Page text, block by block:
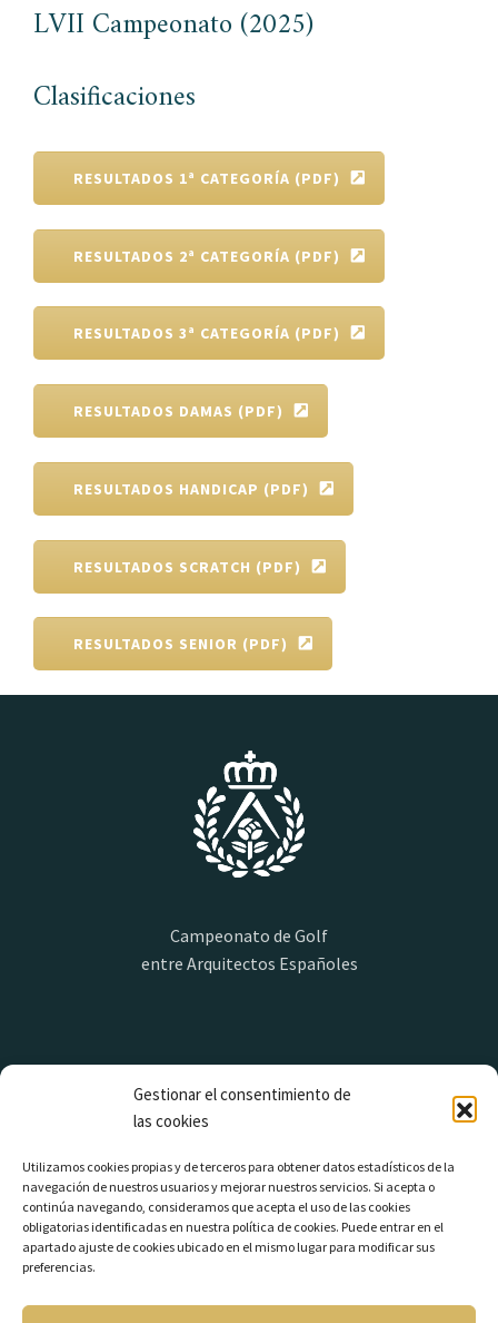
Gestionar el consentimiento de
las cookies
Utilizamos cookies propias y de terceros para obtener datos estadísticos de la
navegación de nuestros usuarios y mejorar nuestros servicios. Si acepta o
continúa navegando, consideramos que acepta el uso de las cookies
obligatorias identificadas en nuestra política de cookies. Puede entrar en el
apartado ajuste de cookies ubicado en el mismo lugar para modificar sus
preferencias.
LVII Campeonato (2025)
Clasificaciones
RESULTADOS 1ª CATEGORÍA (PDF)
RESULTADOS 2ª CATEGORÍA (PDF)
RESULTADOS 3ª CATEGORÍA (PDF)
RESULTADOS DAMAS (PDF)
RESULTADOS HANDICAP (PDF)
RESULTADOS SCRATCH (PDF)
RESULTADOS SENIOR (PDF)
Contacto
campeonatogae@campeonatogae.com
Campeonato de Golf
entre Arquitectos Españoles